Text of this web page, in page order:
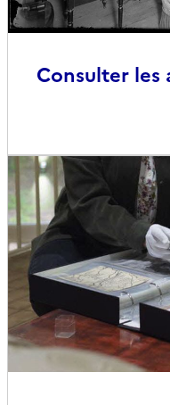
Consulter les